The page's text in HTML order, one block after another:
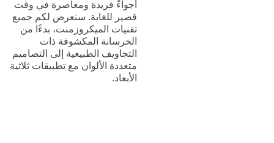
أجواءً فريدة ومعاصرة في وقت
قصير للغاية. سنعرض لكم جميع
تقنيات الميكروزمنت، بدءًا من
الخرسانة المكشوفة ذات
التجاويف الطبيعية إلى التصاميم
متعددة الألوان مع تطبيقات ثلاثية
الأبعاد.